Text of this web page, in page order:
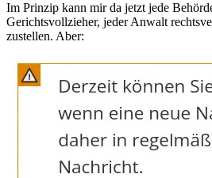
Im Prinzip kann mir da jetzt jede
Gerichtsvollzieher, jeder Anwalt
zustellen. Aber: